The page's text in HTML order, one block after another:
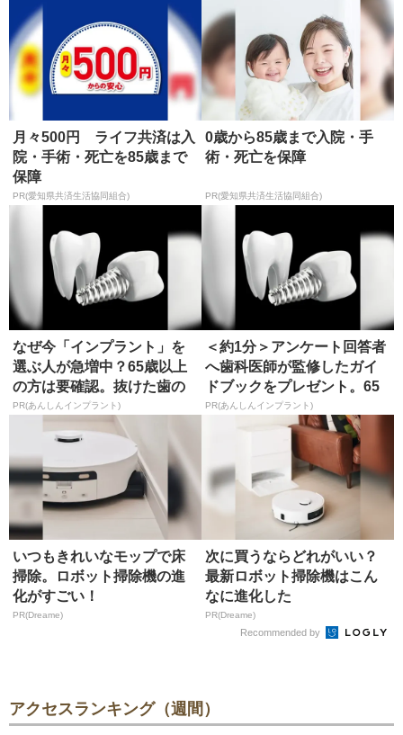
月々500円 ライフ共済は入
院・手術・死亡を85歳まで
保障
PR(愛知県共済生活協同組合)
0歳から85歳まで入院・手
術・死亡を保障
PR(愛知県共済生活協同組合)
なぜ今「インプラント」を
選ぶ人が急増中？65歳以上
の方は要確認。抜けた歯の
放置は...
PR(あんしんインプラント)
＜約1分＞アンケート回答者
へ歯科医師が監修したガイ
ドブックをプレゼント。65
歳以...
PR(あんしんインプラント)
いつもきれいなモップで床
掃除。ロボット掃除機の進
化がすごい！
PR(Dreame)
次に買うならどれがいい？
最新ロボット掃除機はこん
なに進化した
PR(Dreame)
Recommended by
アクセスランキング（週間）